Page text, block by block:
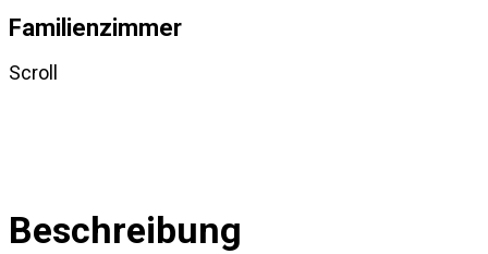
Familienzimmer
Scroll
Beschreibung